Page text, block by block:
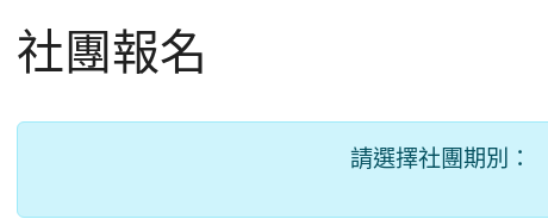
社團報名
請選擇社團期別：